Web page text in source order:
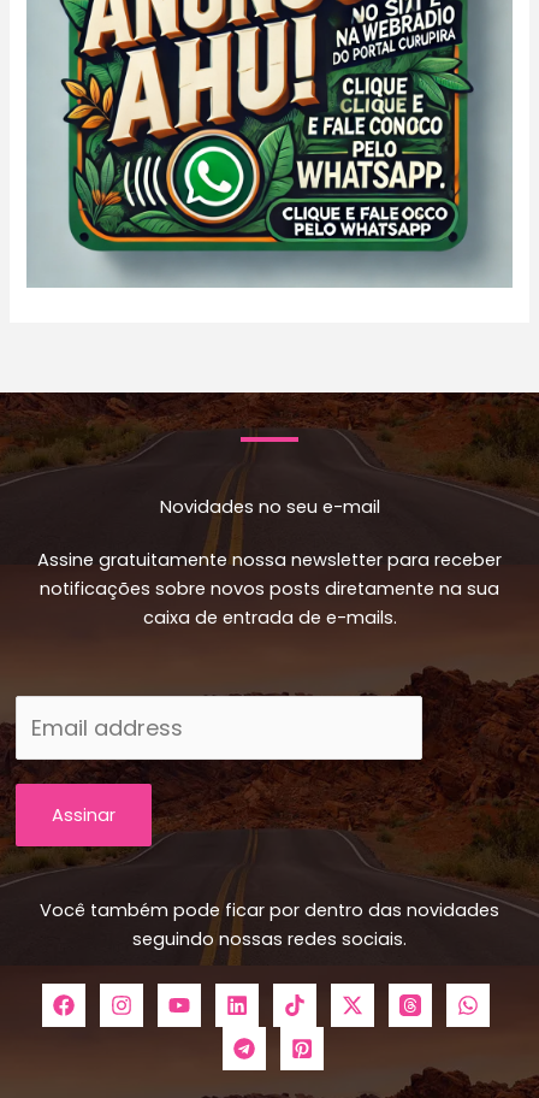
Novidades no seu e-mail
Assine gratuitamente nossa newsletter para receber
notificações sobre novos posts diretamente na sua
caixa de entrada de e-mails.
Assinar
Você também pode ficar por dentro das novidades
seguindo nossas redes sociais.